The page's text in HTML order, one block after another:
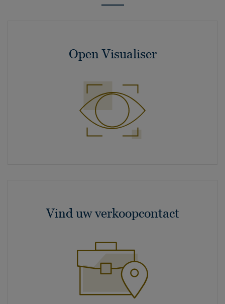
Open Visualiser
Vind uw verkoopcontact